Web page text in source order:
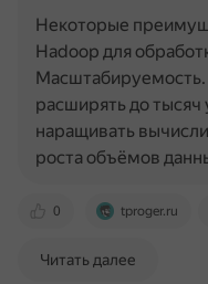
0 tproger.ru
Некоторые
Hadoop для
расширять до тысяч
наращивать
роста объёмов
Читать далее